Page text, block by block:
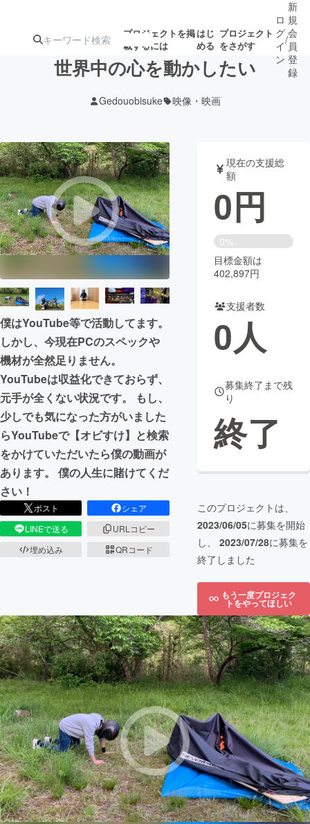
プロジェクトを掲
載するには
はじ
める
プロジェクト
をさがす
アート・写真
テクノロジー・ガジェット ゲーム・サ
書籍・雑誌
ビジネス・起業 チャレンジ
まちづくり・地域活性化
CAMPFIRE for Social Good
CAMPFIRE Creation
CAMPFIREふるさと納税machi-ya コミュニティ
ロ
グ
イ
ン
/
新
規
会
員
登
録
世界中の心を動かしたい
Gedouobisuke 映像・映画
僕はYouTube等で活動してます。
しかし、今現在PCのスペックや
機材が全然足りません。
YouTubeは収益化できておらず、
元手が全くない状況です。 もし、
少しでも気になった方がいました
らYouTubeで【オビすけ】と検索
をかけていただいたら僕の動画が
あります。 僕の人生に賭けてくだ
さい！
ポスト
シェア
LINEで送る
URLコピー
埋め込み
QRコード
現在の支援総
額
0円
0%
目標金額は
402,897円
支援者数
0人
募集終了まで残
り
終了
このプロジェクトは、
2023/06/05に募集を開始
し、 2023/07/28に募集を
終了しました
もう一度プロジェク
トをやってほしい